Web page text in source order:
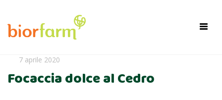
7 aprile 2020
Focaccia dolce al Cedro